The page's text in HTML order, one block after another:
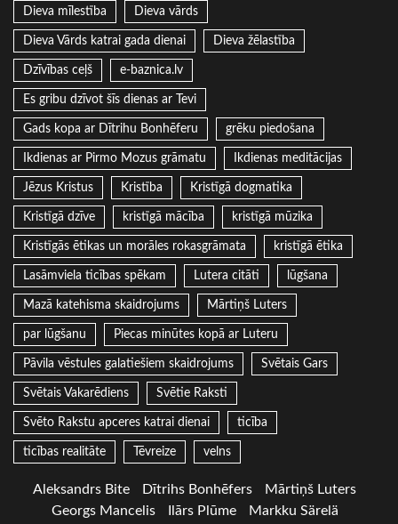
Dieva mīlestība Dieva vārds
Dieva Vārds katrai gada dienai Dieva žēlastība
Dzīvības ceļš e-baznica.lv
Es gribu dzīvot šīs dienas ar Tevi
Gads kopa ar Dītrihu Bonhēferu grēku piedošana
Ikdienas ar Pirmo Mozus grāmatu Ikdienas meditācijas
Jēzus Kristus Kristība Kristīgā dogmatika
Kristīgā dzīve kristīgā mācība kristīgā mūzika
Kristīgās ētikas un morāles rokasgrāmata kristīgā ētika
Lasāmviela ticības spēkam Lutera citāti lūgšana
Mazā katehisma skaidrojums Mārtiņš Luters
par lūgšanu Piecas minūtes kopā ar Luteru
Pāvila vēstules galatiešiem skaidrojums Svētais Gars
Svētais Vakarēdiens Svētie Raksti
Svēto Rakstu apceres katrai dienai ticība
ticības realitāte Tēvreize velns
Aleksandrs Bite Dītrihs Bonhēfers
Mārtiņš Luters
Georgs Mancelis
Ilārs Plūme Markku Särelä